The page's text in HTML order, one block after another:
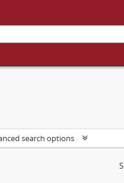
search options